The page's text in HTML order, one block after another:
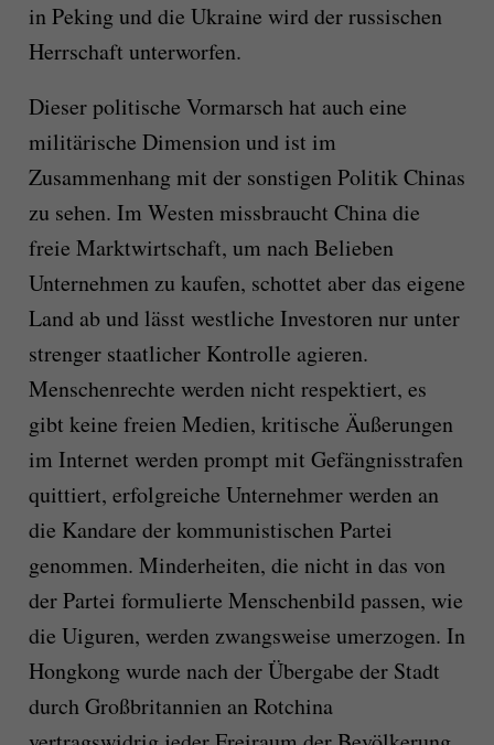
in Peking und die Ukraine wird der russischen
Herrschaft unterworfen.
Dieser politische Vormarsch hat auch eine
militärische Dimension und ist im
Zusammenhang mit der sonstigen Politik Chinas
zu sehen. Im Westen missbraucht China die
freie Marktwirtschaft, um nach Belieben
Unternehmen zu kaufen, schottet aber das eigene
Land ab und lässt westliche Investoren nur unter
strenger staatlicher Kontrolle agieren.
Menschenrechte werden nicht respektiert, es
gibt keine freien Medien, kritische Äußerungen
im Internet werden prompt mit Gefängnisstrafen
quittiert, erfolgreiche Unternehmer werden an
die Kandare der kommunistischen Partei
genommen. Minderheiten, die nicht in das von
der Partei formulierte Menschenbild passen, wie
die Uiguren, werden zwangsweise umerzogen. In
Hongkong wurde nach der Übergabe der Stadt
durch Großbritannien an Rotchina